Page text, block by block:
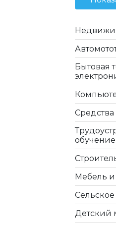
Бытовая
Средства
обучение
Мебель
Сельское
Детский